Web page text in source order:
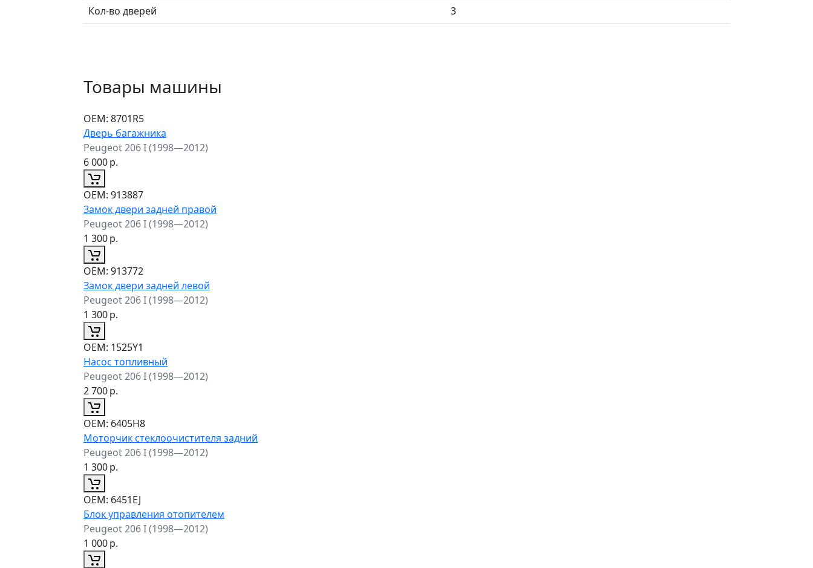
Кол-во дверей
3
Товары машины
ОЕМ: 8701R5
Дверь багажника
Peugeot 206 I (1998—2012)
6 000р.
ОЕМ: 913887
Замок двери задней правой
Peugeot 206 I (1998—2012)
1 300р.
ОЕМ: 913772
Замок двери задней левой
Peugeot 206 I (1998—2012)
1 300р.
ОЕМ: 1525Y1
Насос топливный
Peugeot 206 I (1998—2012)
2 700р.
ОЕМ: 6405H8
Моторчик стеклоочистителя задний
Peugeot 206 I (1998—2012)
1 300р.
ОЕМ: 6451EJ
Блок управления отопителем
Peugeot 206 I (1998—2012)
1 000р.